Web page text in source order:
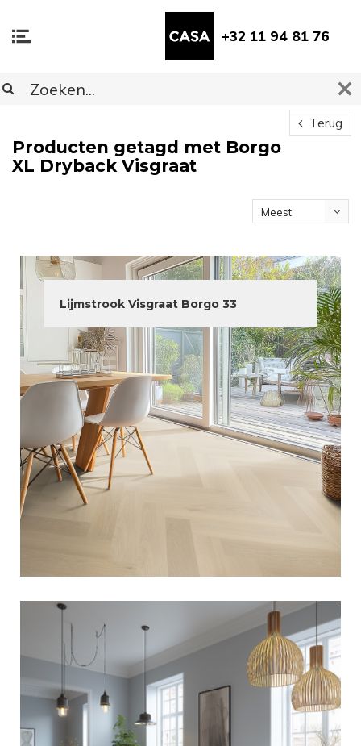
+32 11 94 81 76
Terug
Producten getagd met Borgo
XL Dryback Visgraat
Meest
Lijmstrook Visgraat Borgo 33